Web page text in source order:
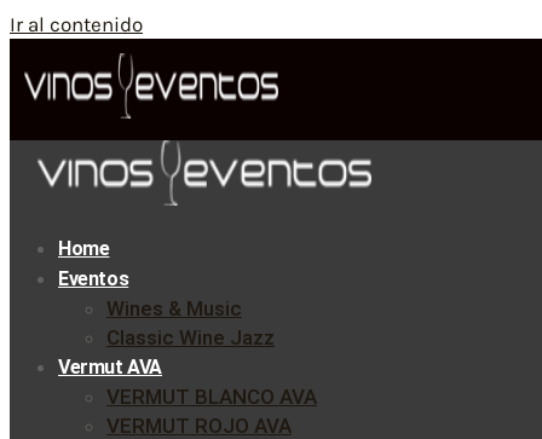
Ir al contenido
Home
Eventos
Wines & Music
Classic Wine Jazz
Vermut AVA
VERMUT BLANCO AVA
VERMUT ROJO AVA